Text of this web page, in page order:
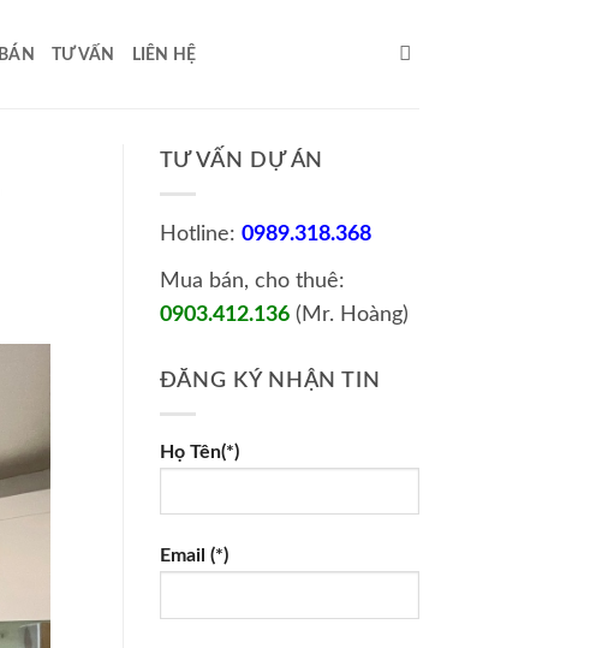
TƯ VẤN LIÊN HỆ
TƯ VẤN DỰ ÁN
Hotline: 0989.318.368
Mua bán, cho thuê:
0903.412.136(Mr. Hoàng)
ĐĂNG KÝ NHẬN TIN
Họ Tên(*)
Email (*)